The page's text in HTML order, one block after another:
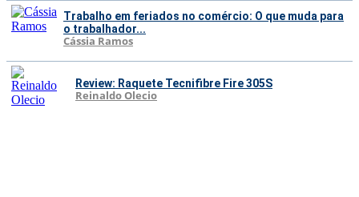
Trabalho em feriados no comércio: O que muda para
o trabalhador...
Cássia Ramos
Review: Raquete Tecnifibre Fire 305S
Reinaldo Olecio